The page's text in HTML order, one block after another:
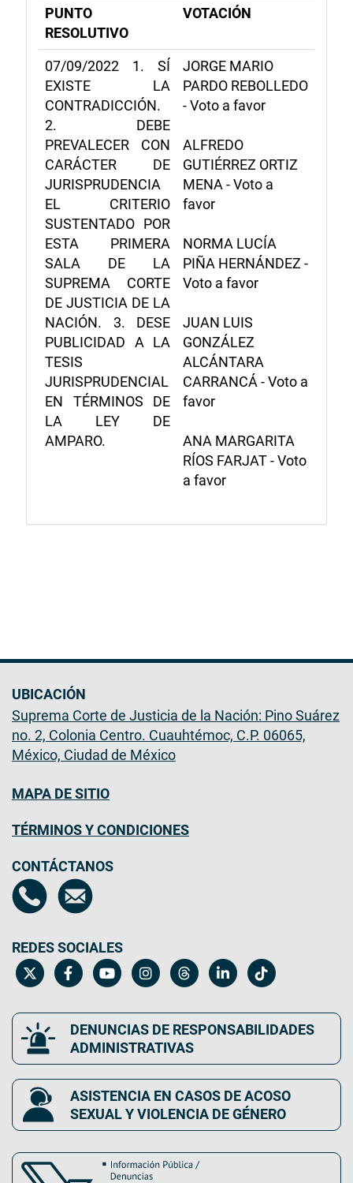
PUNTO
RESOLUTIVO
VOTACIÓN
07/09/2022 1. SÍ
EXISTE LA
CONTRADICCIÓN.
2. DEBE
PREVALECER CON
CARÁCTER DE
JURISPRUDENCIA
EL CRITERIO
SUSTENTADO POR
ESTA PRIMERA
SALA DE LA
SUPREMA CORTE
DE JUSTICIA DE LA
NACIÓN. 3. DESE
PUBLICIDAD A LA
TESIS
JURISPRUDENCIAL
EN TÉRMINOS DE
LA LEY DE
AMPARO.
JORGE MARIO
PARDO REBOLLEDO
- Voto a favor
ALFREDO
GUTIÉRREZ ORTIZ
MENA - Voto a
favor
NORMA LUCÍA
PIÑA HERNÁNDEZ -
Voto a favor
JUAN LUIS
GONZÁLEZ
ALCÁNTARA
CARRANCÁ - Voto a
favor
ANA MARGARITA
RÍOS FARJAT - Voto
a favor
UBICACIÓN
Suprema Corte de Justicia de la Nación: Pino Suárez
no. 2, Colonia Centro. Cuauhtémoc, C.P. 06065,
México, Ciudad de México
MAPA DE SITIO
TÉRMINOS Y CONDICIONES
CONTÁCTANOS
REDES SOCIALES
DENUNCIAS DE RESPONSABILIDADES
ADMINISTRATIVAS
ASISTENCIA EN CASOS DE ACOSO
SEXUAL Y VIOLENCIA DE GÉNERO